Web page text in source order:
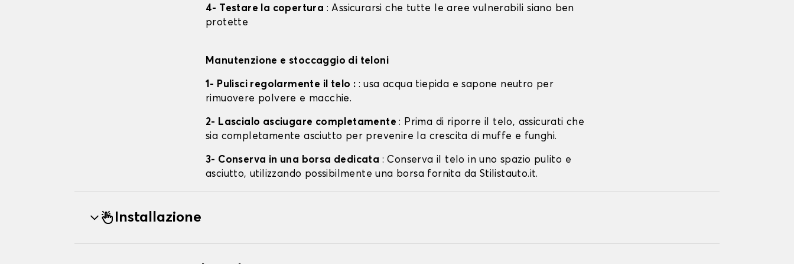
4- Testare la copertura : Assicurarsi che tutte le aree vulnerabili siano ben
protette
Manutenzione e stoccaggio di teloni
1- Pulisci regolarmente il telo : : usa acqua tiepida e sapone neutro per
rimuovere polvere e macchie.
2- Lascialo asciugare completamente: Prima di riporre il telo, assicurati che
sia completamente asciutto per prevenire la crescita di muffe e funghi.
3- Conserva in una borsa dedicata : Conserva il telo in uno spazio pulito e
asciutto, utilizzando possibilmente una borsa fornita da Stilistauto.it.
Installazione